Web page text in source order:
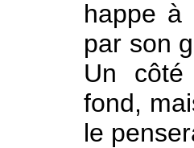
happe à
par son
Un
fond,
le